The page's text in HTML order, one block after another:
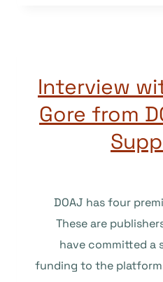
Interview
Gore from
DOAJ has four
These are
have committed a
funding to the